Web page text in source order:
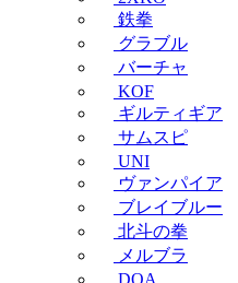
鉄拳
グラブル
バーチャ
KOF
ギルティギア
サムスピ
UNI
ヴァンパイア
ブレイブルー
北斗の拳
メルブラ
DOA